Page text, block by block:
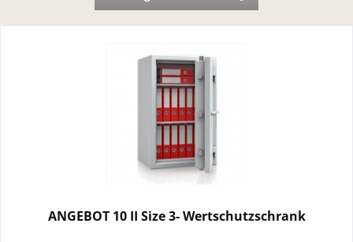
ANGEBOT 10 II Size 3- Wertschutzschrank